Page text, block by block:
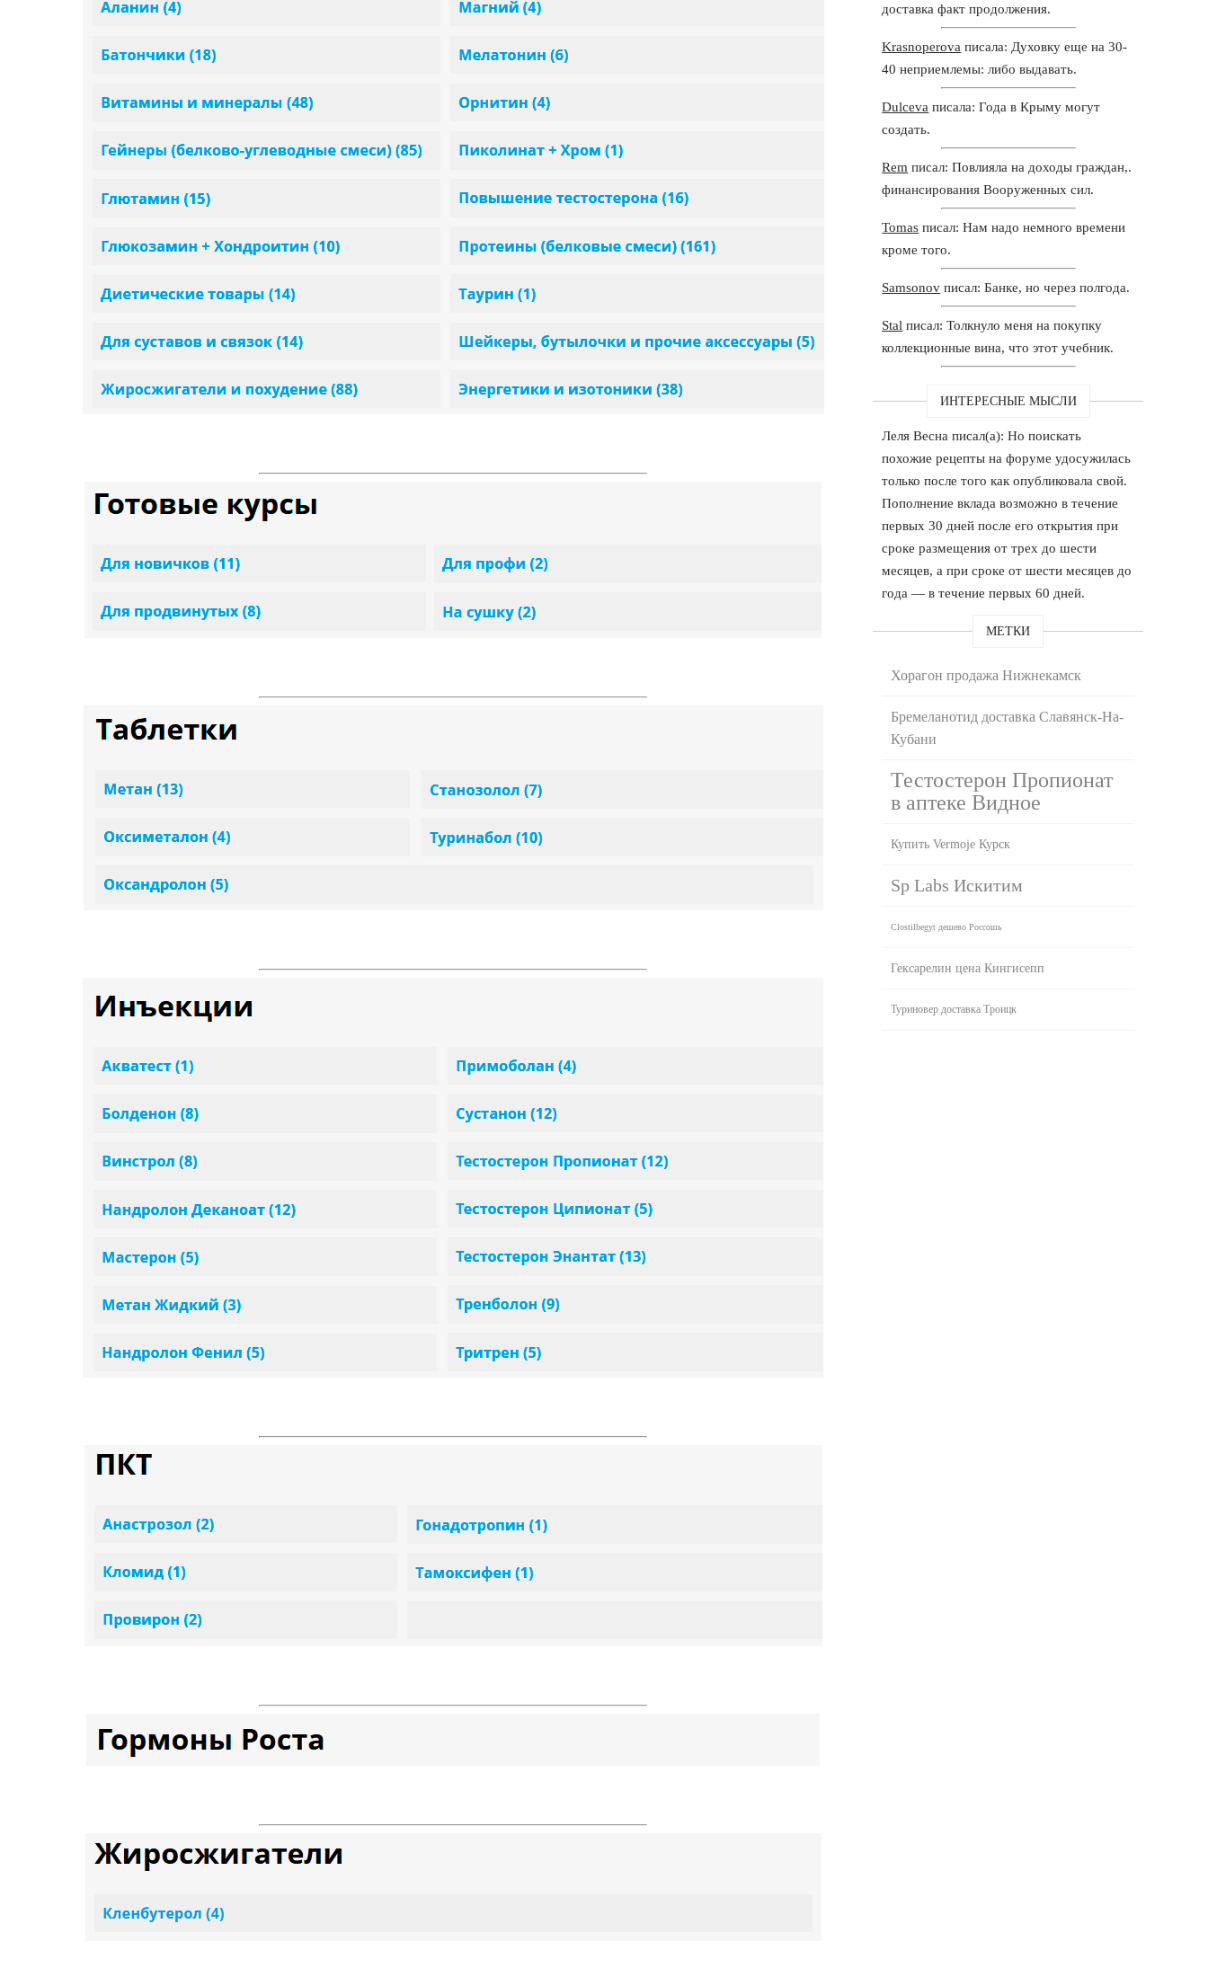
доставка факт продолжения.
Krasnoperova писала: Духовку еще на 30-
40 неприемлемы: либо выдавать.
Dulceva писала: Года в Крыму могут
создать.
Rem писал: Повлияла на доходы граждан,.
финансирования Вооруженных сил.
Tomas писал: Нам надо немного времени
кроме того.
Samsonov писал: Банке, но через полгода.
Stal писал: Толкнуло меня на покупку
коллекционные вина, что этот учебник.
ИНТЕРЕСНЫЕ МЫСЛИ
Леля Весна писал(а): Но поискать
похожие рецепты на форуме удосужилась
только после того как опубликовала свой.
Пополнение вклада возможно в течение
первых 30 дней после его открытия при
сроке размещения от трех до шести
месяцев, а при сроке от шести месяцев до
года — в течение первых 60 дней.
МЕТКИ
Хорагон продажа Нижнекамск
Бремеланотид доставка Славянск-На-
Кубани
Тестостерон Пропионат
в аптеке Видное
Купить Vermoje Курск
Sp Labs Искитим
Clostilbegyt дешево Россошь
Гексарелин цена Кингисепп
Туриновер доставка Троицк